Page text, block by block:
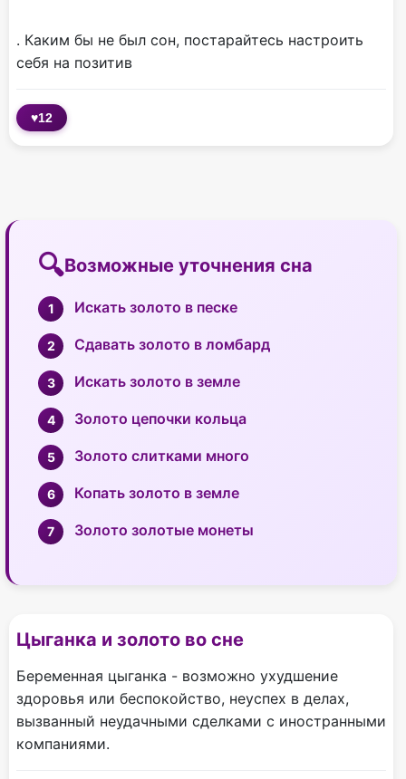
. Каким бы не был сон, постарайтесь настроить
себя на позитив
♥12
Возможные уточнения сна
Искать золото в песке
Сдавать золото в ломбард
Искать золото в земле
Золото цепочки кольца
Золото слитками много
Копать золото в земле
Золото золотые монеты
Цыганка и золото во сне
Беременная цыганка - возможно ухудшение
здоровья или беспокойство, неуспех в делах,
вызванный неудачными сделками с иностранными
компаниями.